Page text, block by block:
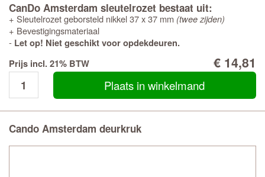
CanDo Amsterdam sleutelrozet bestaat uit:
+ Sleutelrozet geborsteld nikkel 37 x 37 mm (twee zijden)
+ Bevestigingsmateriaal
- Let op! Niet geschikt voor opdekdeuren.
Prijs incl. 21% BTW
€ 14,81
Plaats in winkelmand
Cando Amsterdam deurkruk